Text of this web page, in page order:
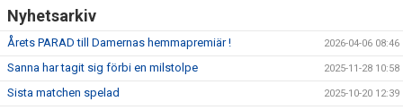
Nyhetsarkiv
Årets PARAD till Damernas hemmapremiär ! 2026-04-06 08:46
Sanna har tagit sig förbi en milstolpe 2025-11-28 10:58
Sista matchen spelad 2025-10-20 12:39